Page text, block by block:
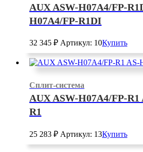
AUX ASW-H07A4/FP-
H07A4/FP-R1DI
32 345 ₽ Артикул: 10Купить
Сплит-система
AUX ASW-H07A4/FP-R1
R1
25 283 ₽ Артикул: 13Купить